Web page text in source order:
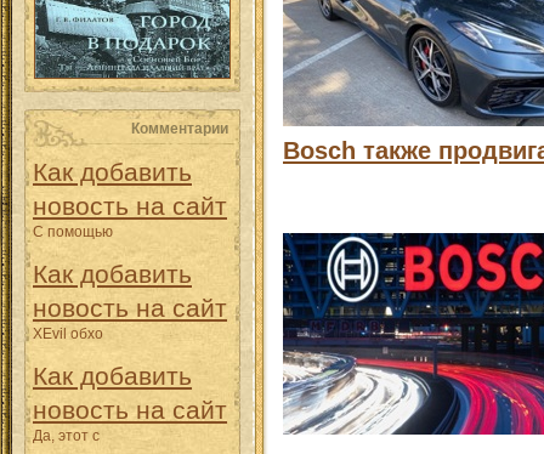
Комментарии
Как добавить
новость на сайт
С помощью
Как добавить
новость на сайт
XEvil обхо
Как добавить
новость на сайт
Да, этот с
Bosch также